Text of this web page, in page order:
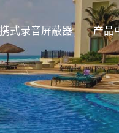
式录音屏蔽器 产品